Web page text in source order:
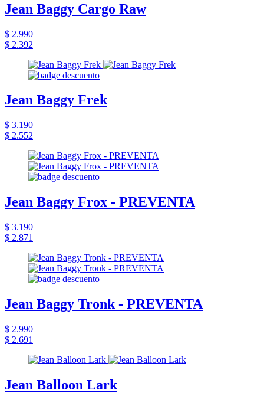
Jean Baggy Cargo Raw
$ 2.990
$ 2.392
Jean Baggy Frek
$ 3.190
$ 2.552
Jean Baggy Frox - PREVENTA
$ 3.190
$ 2.871
Jean Baggy Tronk - PREVENTA
$ 2.990
$ 2.691
Jean Balloon Lark